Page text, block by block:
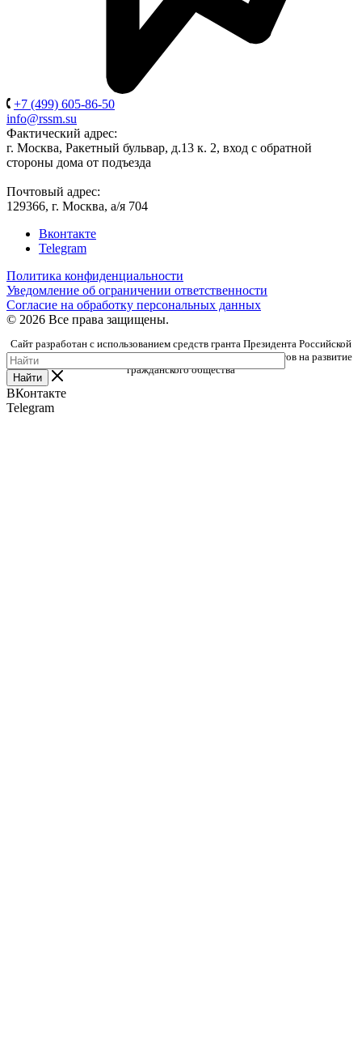
+7 (499) 605-86-50
info@rssm.su
Фактический адрес:
г. Москва, Ракетный бульвар, д.13 к. 2, вход с обратной
стороны дома от подъезда
Почтовый адрес:
129366, г. Москва, а/я 704
Вконтакте
Telegram
Политика конфиденциальности
Уведомление об ограничении ответственности
Согласие на обработку персональных данных
© 2026 Все права защищены.
Сайт разработан с использованием средств гранта Президента Российской
Федерации, предоставленного Фондом президентских грантов на развитие
гражданского общества
Найти
ВКонтакте
Telegram